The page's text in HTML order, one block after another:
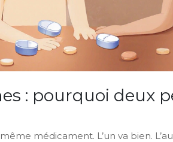
: pourquoi deux
médicament. L’un va bien.